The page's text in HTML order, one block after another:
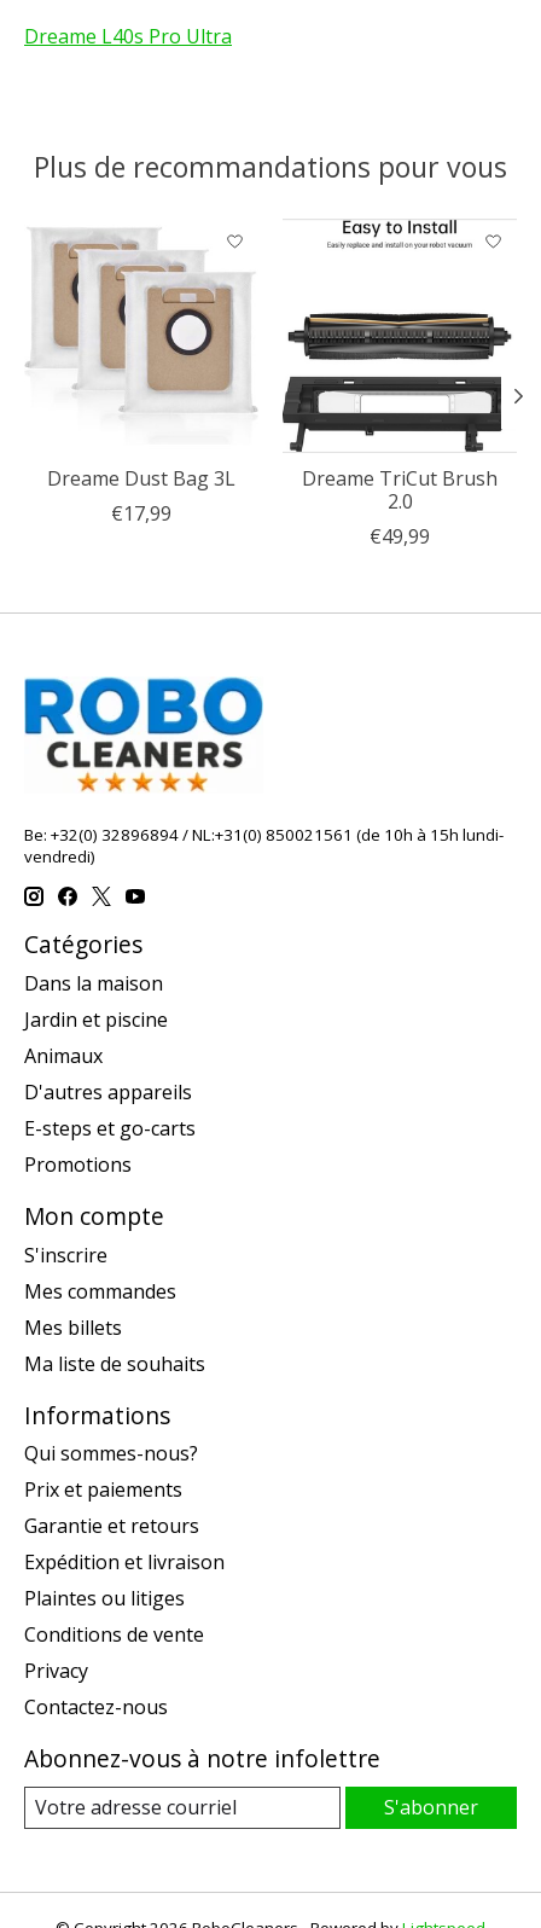
Dreame L40s Pro Ultra
Plus de recommandations pour vous
Articles du carrousel de produits
Dreame Dust Bag 3L
€17,99
Dreame TriCut Brush
2.0
€49,99
Be: +32(0) 32896894 / NL:+31(0) 850021561 (de 10h à 15h lundi-
vendredi)
Catégories
Dans la maison
Jardin et piscine
Animaux
D'autres appareils
E-steps et go-carts
Promotions
Mon compte
S'inscrire
Mes commandes
Mes billets
Ma liste de souhaits
Informations
Qui sommes-nous?
Prix et paiements
Garantie et retours
Expédition et livraison
Plaintes ou litiges
Conditions de vente
Privacy
Contactez-nous
Abonnez-vous à notre infolettre
S'abonner